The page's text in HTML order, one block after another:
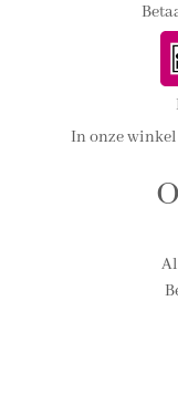
In onze